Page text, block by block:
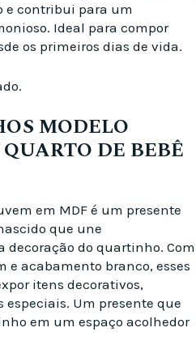
e contribui para um
Ideal para compor
os primeiros dias de vida.
MODELO
DE BEBÊ
em MDF é um presente
que une
do quartinho. Com
e acabamento branco, esses
itens decorativos,
Um presente que
em um espaço acolhedor